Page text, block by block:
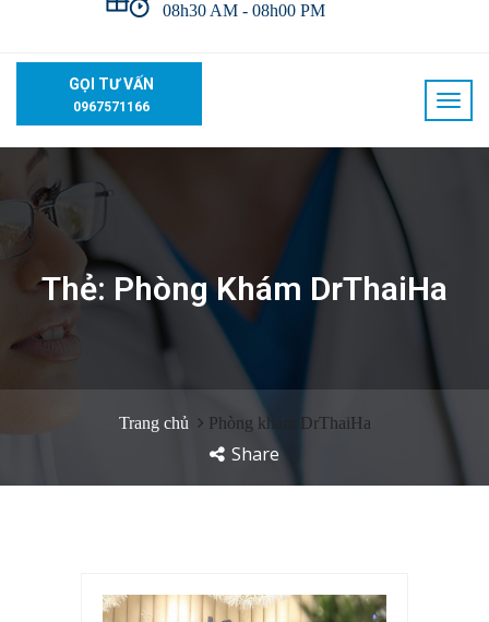
08h30 AM - 08h00 PM
GỌI TƯ VẤN
0967571166
Thẻ: Phòng Khám DrThaiHa
Trang chủ Phòng khám DrThaiHa
Share